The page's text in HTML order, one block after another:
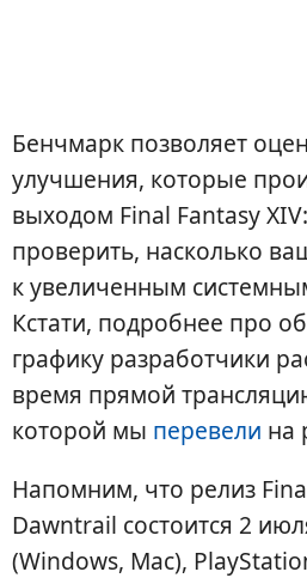
Бенчмарк позволяет
улучшения, которые
выходом Final Fantasy
проверить, насколько
к увеличенным
Кстати, подробнее про
графику разработчики
время прямой
которой мы перевели на
Напомним, что релиз
Dawntrail состоится 2
(Windows, Mac),